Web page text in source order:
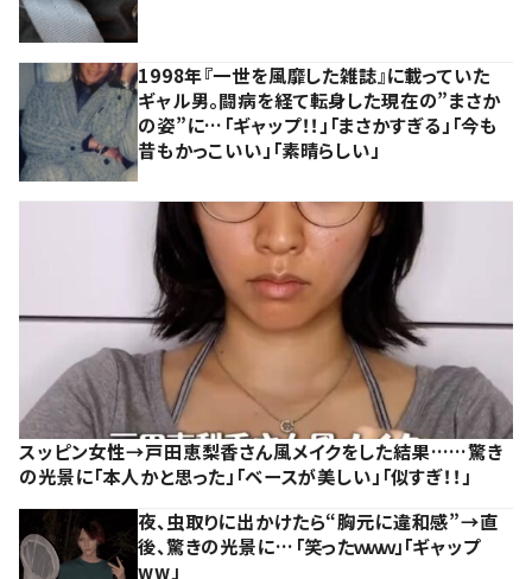
1998年『一世を風靡した雑誌』に載っていた
ギャル男。闘病を経て転身した現在の”まさか
の姿”に…「ギャップ！！」「まさかすぎる」「今も
昔もかっこいい」「素晴らしい」
スッピン女性→戸田恵梨香さん風メイクをした結果……驚き
の光景に「本人かと思った」「ベースが美しい」「似すぎ！！」
夜、虫取りに出かけたら“胸元に違和感”→直
後、驚きの光景に…「笑ったｗｗｗ」「ギャップ
ww」